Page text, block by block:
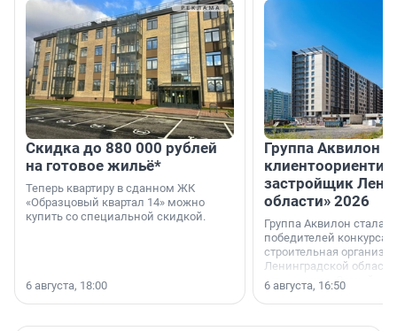
Скидка до 880 000 рублей
на готовое жильё*
Теперь квартиру в сданном ЖК
«Образцовый квартал 14» можно
купить со специальной скидкой.
6 августа, 18:00
Группа Аквилон
застройщик
области» 2026
Группа Аквилон стала
победителей конкурса
строительная
Ленинградской области
номинации «Самый
застройщик
области».
6 августа, 16:50